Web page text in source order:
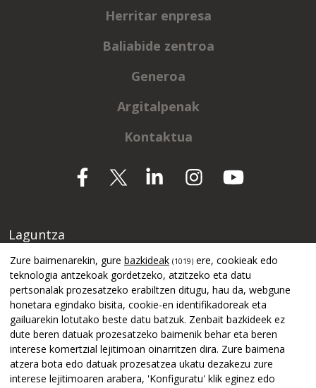
Herritar enpresa
Baliabide zentroa
Generoa
Argitalpenak
Kontaktua
Laguntza
Zure baimenarekin, gure bazkideak (1019) ere, cookieak edo
teknologia antzekoak gordetzeko, atzitzeko eta datu
pertsonalak prozesatzeko erabiltzen ditugu, hau da, webgune
honetara egindako bisita, cookie-en identifikadoreak eta
gailuarekin lotutako beste datu batzuk. Zenbait bazkideek ez
dute beren datuak prozesatzeko baimenik behar eta beren
interese komertzial lejitimoan oinarritzen dira. Zure baimena
atzera bota edo datuak prozesatzea ukatu dezakezu zure
interese lejitimoaren arabera, 'Konfiguratu' klik eginez edo